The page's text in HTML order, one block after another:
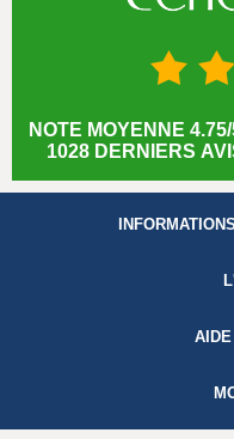
NOTE MOYENNE
1028 DERNIERS